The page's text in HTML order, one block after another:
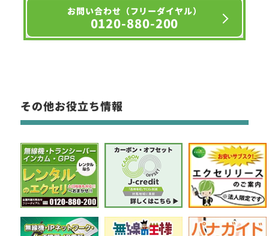
お問い合わせ（フリーダイヤル）
0120-880-200
その他お役立ち情報